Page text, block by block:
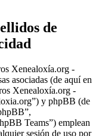
de
Xenealoxía.org -
asociadas (de aquí en
Xenealoxía.org -
y phpBB (de
Teams”) emplean
sesión de uso por